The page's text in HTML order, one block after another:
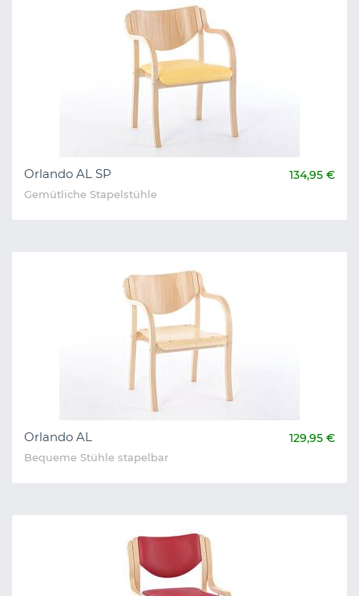
Orlando AL SP 134,95 €
Gemütliche Stapelstühle
Orlando AL 129,95 €
Bequeme Stühle stapelbar